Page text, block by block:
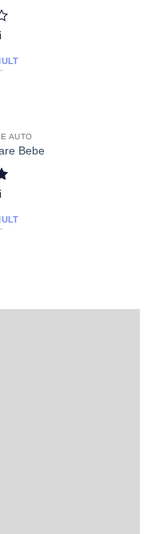
AUTO
Bebe